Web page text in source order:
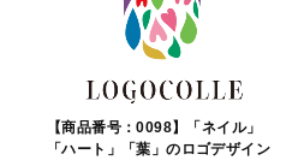
【商品番号：0098】「ネイル」
「ハート」「葉」のロゴデザイン